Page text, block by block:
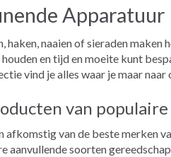
Apparatuur
haken, naaien of sieraden
en tijd en moeite kunt
vind je alles waar je maar
van
afkomstig van de beste merken
aanvullende soorten